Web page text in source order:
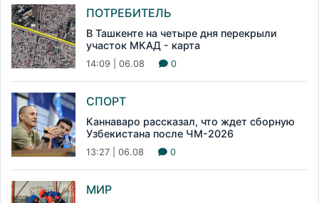
ПОТРЕБИТЕЛЬ
В Ташкенте на четыре дня перекрыли
участок МКАД - карта
14:09 | 06.08 0
СПОРТ
Каннаваро рассказал, что ждет сборную
Узбекистана после ЧМ-2026
13:27 | 06.08 0
МИР